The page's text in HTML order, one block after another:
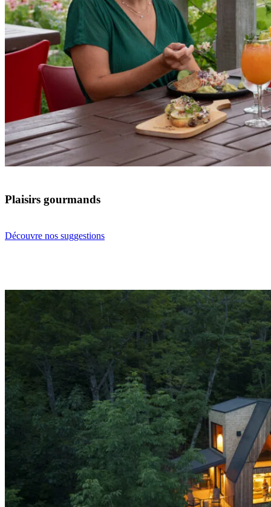
Plaisirs gourmands
Découvre nos suggestions